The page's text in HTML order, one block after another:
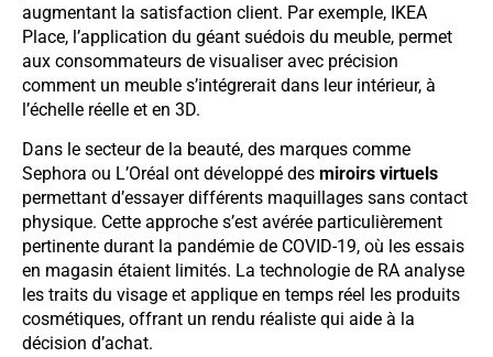
augmentant la satisfaction client. Par exemple, IKEA
Place, l’application du géant suédois du meuble, permet
aux consommateurs de visualiser avec précision
comment un meuble s’intégrerait dans leur intérieur, à
l’échelle réelle et en 3D.
Dans le secteur de la beauté, des marques comme
Sephora ou L’Oréal ont développé des miroirs virtuels
permettant d’essayer différents maquillages sans contact
physique. Cette approche s’est avérée particulièrement
pertinente durant la pandémie de COVID-19, où les essais
en magasin étaient limités. La technologie de RA analyse
les traits du visage et applique en temps réel les produits
cosmétiques, offrant un rendu réaliste qui aide à la
décision d’achat.